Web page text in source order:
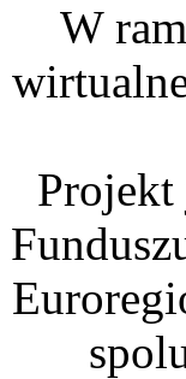
W
Projekt